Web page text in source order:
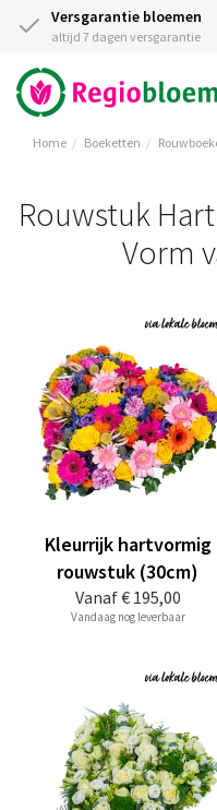
Versgarantie bloemen
altijd 7 dagen versgarantie
Home Boeketten
Rouwstuk
Vorm
Vanaf€ 195,00
Kleurrijk hartvormig
rouwstuk (30cm)
Vandaag nog leverbaar